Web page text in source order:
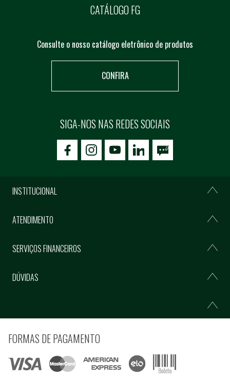
CATÁLOGO FG
Consulte o nosso catálogo eletrônico de produtos
CONFIRA
SIGA-NOS NAS REDES SOCIAIS
icon-facebookicon-social02icon-social03
INSTITUCIONAL
ATENDIMENTO
SERVIÇOS FINANCEIROS
DÚVIDAS
FORMAS DE PAGAMENTO